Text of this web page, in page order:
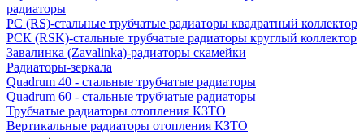
радиаторы
РС (RS)-стальные трубчатые радиаторы квадратный коллектор
РСК (RSK)-стальные трубчатые радиаторы круглый коллектор
Завалинка (Zavalinka)-радиаторы скамейки
Радиаторы-зеркала
Quadrum 40 - стальные трубчатые радиаторы
Quadrum 60 - стальные трубчатые радиаторы
Трубчатые радиаторы отопления КЗТО
Вертикальные радиаторы отопления КЗТО